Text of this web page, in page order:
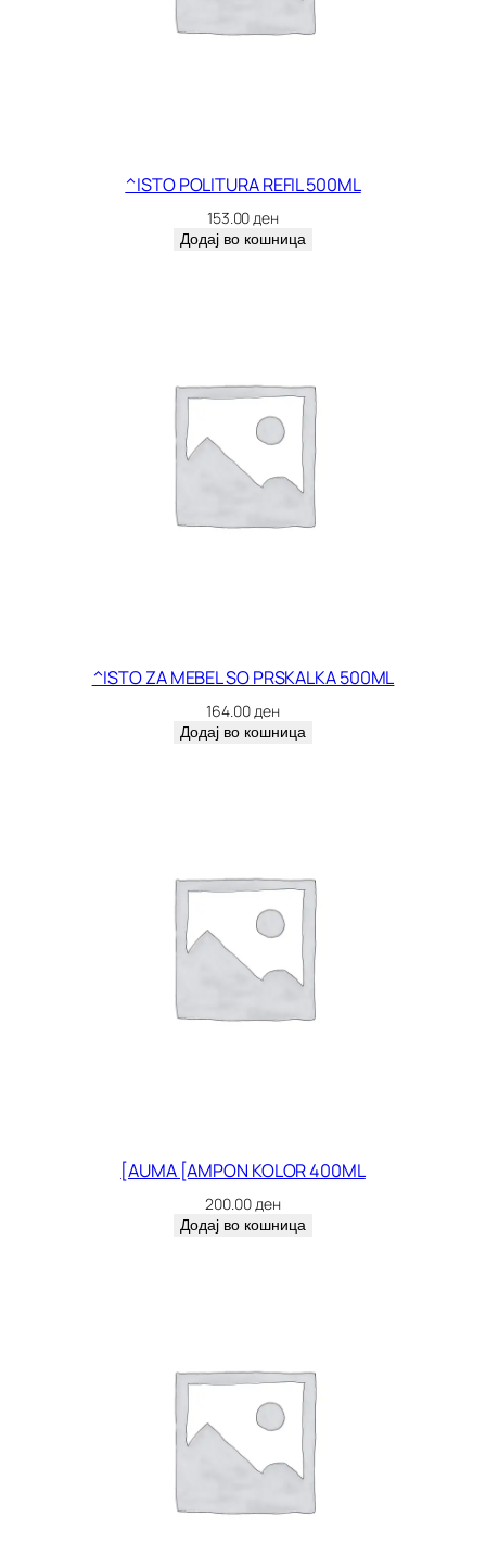
^ISTO POLITURA REFIL 500ML
153.00ден
Додај во кошница
^ISTO ZA MEBEL SO PRSKALKA 500ML
164.00ден
Додај во кошница
[AUMA [AMPON KOLOR 400ML
200.00ден
Додај во кошница